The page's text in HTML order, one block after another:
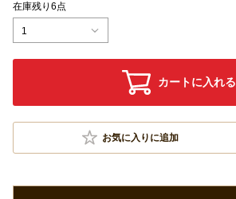
在庫残り6点
1
カートに入れる
お気に入りに追加